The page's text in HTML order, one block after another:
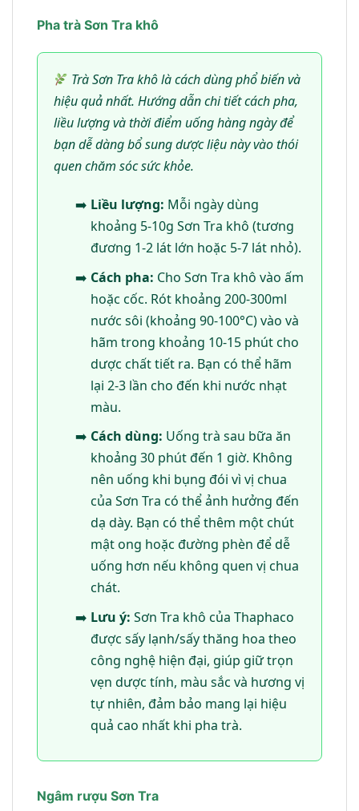
Pha trà Sơn Tra khô
Trà Sơn Tra khô là cách dùng phổ biến và
hiệu quả nhất. Hướng dẫn chi tiết cách pha,
liều lượng và thời điểm uống hàng ngày để
bạn dễ dàng bổ sung dược liệu này vào thói
quen chăm sóc sức khỏe.
Liều lượng: Mỗi ngày dùng
khoảng 5-10g Sơn Tra khô (tương
đương 1-2 lát lớn hoặc 5-7 lát nhỏ).
Cách pha: Cho Sơn Tra khô vào ấm
hoặc cốc. Rót khoảng 200-300ml
nước sôi (khoảng 90-100°C) vào và
hãm trong khoảng 10-15 phút cho
dược chất tiết ra. Bạn có thể hãm
lại 2-3 lần cho đến khi nước nhạt
màu.
Cách dùng: Uống trà sau bữa ăn
khoảng 30 phút đến 1 giờ. Không
nên uống khi bụng đói vì vị chua
của Sơn Tra có thể ảnh hưởng đến
dạ dày. Bạn có thể thêm một chút
mật ong hoặc đường phèn để dễ
uống hơn nếu không quen vị chua
chát.
Lưu ý: Sơn Tra khô của Thaphaco
được sấy lạnh/sấy thăng hoa theo
công nghệ hiện đại, giúp giữ trọn
vẹn dược tính, màu sắc và hương vị
tự nhiên, đảm bảo mang lại hiệu
quả cao nhất khi pha trà.
Ngâm rượu Sơn Tra